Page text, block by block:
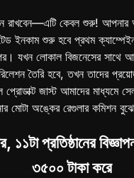
রাখবেন—এটি কেবল শুরু!
ইনকাম শুরু হবে প্রথম
যখন লোকাল বিজনেসের সাথে
তৈরি হবে, তখন তাদের
প্রোডাক্ট জাস্ট আমাদের মাধ্যমে
মোটা অঙ্কের রেগুলার কমিশন
১১টা প্রতিষ্ঠানের
৩৫০০ টাকা করে